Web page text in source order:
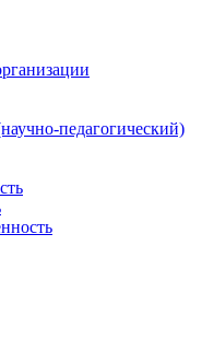
педагогический)